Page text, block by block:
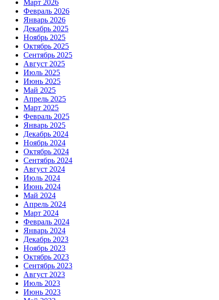
Март 2026
Февраль 2026
Январь 2026
Декабрь 2025
Ноябрь 2025
Октябрь 2025
Сентябрь 2025
Август 2025
Июль 2025
Июнь 2025
Май 2025
Апрель 2025
Март 2025
Февраль 2025
Январь 2025
Декабрь 2024
Ноябрь 2024
Октябрь 2024
Сентябрь 2024
Август 2024
Июль 2024
Июнь 2024
Май 2024
Апрель 2024
Март 2024
Февраль 2024
Январь 2024
Декабрь 2023
Ноябрь 2023
Октябрь 2023
Сентябрь 2023
Август 2023
Июль 2023
Июнь 2023